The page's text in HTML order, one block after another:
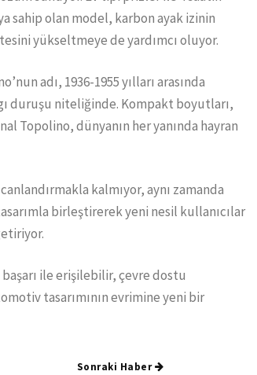
sahip olan model, karbon ayak izinin
yükseltmeye de yardımcı oluyor.
adı, 1936-1955 yılları arasında
duruşu niteliğinde. Kompakt boyutları,
Topolino, dünyanın her yanında hayran
kalmıyor, aynı zamanda
birleştirerek yeni nesil kullanıcılar
ile erişilebilir, çevre dostu
tasarımının evrimine yeni bir
Sonraki Haber